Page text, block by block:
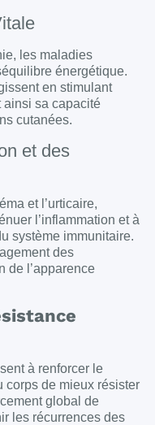
, les maladies
énergétique.
en stimulant
ainsi sa capacité
cutanées.
et des
et l’urticaire,
l’inflammation et à
système immunitaire.
des
de l’apparence
à renforcer le
corps de mieux résister
global de
les récurrences des